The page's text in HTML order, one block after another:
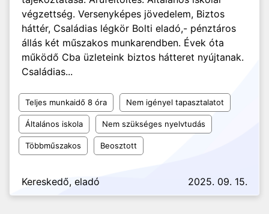
végzettség. Versenyképes jövedelem, Biztos
háttér, Családias légkör Bolti eladó,- pénztáros
állás két műszakos munkarendben. Évek óta
működő Cba üzleteink biztos hátteret nyújtanak.
Családias...
Teljes munkaidő 8 óra Nem igényel tapasztalatot
Általános iskola Nem szükséges nyelvtudás
Többműszakos Beosztott
Kereskedő, eladó 2025. 09. 15.